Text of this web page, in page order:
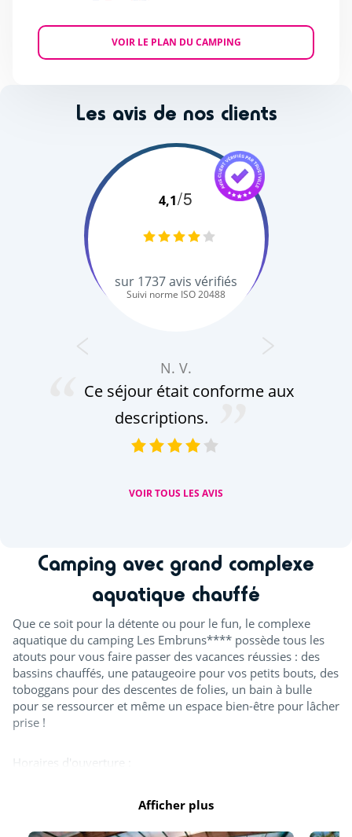
VOIR LE PLAN DU CAMPING
Les avis de nos clients
4,1/5
sur 1737avis vérifiés
Suivi norme ISO 20488
N. V.
Ce séjour était conforme aux
descriptions.
VOIR TOUS LES AVIS
Camping avec grand complexe
aquatique chauffé
Que ce soit pour la détente ou pour le fun, le complexe
aquatique du camping Les Embruns**** possède tous les
atouts pour vous faire passer des vacances réussies : des
bassins chauffés, une pataugeoire pour vos petits bouts, des
toboggans pour des descentes de folies, un bain à bulle
pour se ressourcer et même un espace bien-être pour lâcher
prise !
Horaires d'ouverture :
Juillet et août : de 10h à 19h30
Octobre : de 10h à 12h30 et de 14h à 17h30
Afficher plus